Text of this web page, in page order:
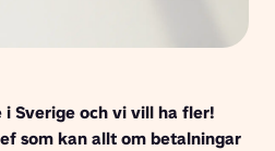
Sverige och vi vill ha fler!
som kan allt om betalningar